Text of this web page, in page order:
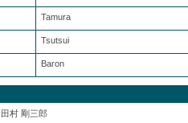
Tamura
Tsutsui
Baron
田村 剛三郎